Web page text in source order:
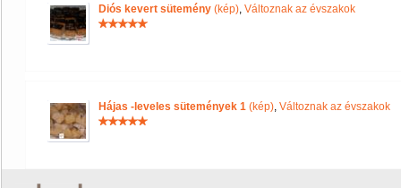
Diós kevert sütemény (kép), Változnak az évszakok
Hájas -leveles sütemények 1 (kép), Változnak az évszakok